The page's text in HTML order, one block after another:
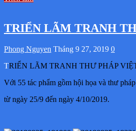
TRIỂN LÃM TRANH
Phong Nguyen Tháng 9 27, 2019 0
TRIỂN LÃM TRANH THƯ PHÁP
Với 55 tác phẩm gồm hội họa và thư
từ ngày 25/9 đến ngày 4/10/2019.